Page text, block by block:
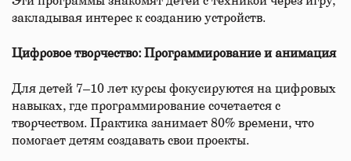
закладывая интерес к созданию устройств.
Цифровое творчество: Программирование и анимация
Для детей 7–10 лет курсы фокусируются на цифровых
навыках, где программирование сочетается с
творчеством. Практика занимает 80% времени, что
помогает детям создавать свои проекты.